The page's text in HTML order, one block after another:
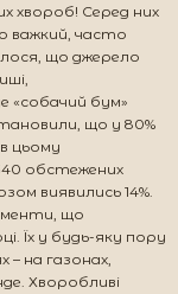
хвороб! Серед них
важкий, часто
що джерело
«собачий бум»
що у 80%
цьому
340 обстежених
виявились 14%.
що
Їх у будь-яку пору
на газонах,
Хворобливі